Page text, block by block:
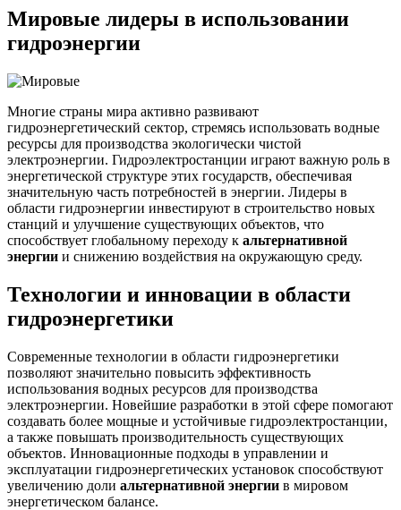
Мировые лидеры в использовании
гидроэнергии
Многие страны мира активно развивают
гидроэнергетический сектор, стремясь использовать водные
ресурсы для производства экологически чистой
электроэнергии. Гидроэлектростанции играют важную роль в
энергетической структуре этих государств, обеспечивая
значительную часть потребностей в энергии. Лидеры в
области гидроэнергии инвестируют в строительство новых
станций и улучшение существующих объектов, что
способствует глобальному переходу к альтернативной
энергии и снижению воздействия на окружающую среду.
Технологии и инновации в области
гидроэнергетики
Современные технологии в области гидроэнергетики
позволяют значительно повысить эффективность
использования водных ресурсов для производства
электроэнергии. Новейшие разработки в этой сфере помогают
создавать более мощные и устойчивые гидроэлектростанции,
а также повышать производительность существующих
объектов. Инновационные подходы в управлении и
эксплуатации гидроэнергетических установок способствуют
увеличению доли альтернативной энергии в мировом
энергетическом балансе.